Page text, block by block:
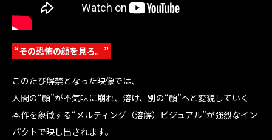
“その恐怖の顔を見ろ。”
このたび解禁となった映像では、
人間の“顔”が不気味に崩れ、溶け、別の“顔”へと変貌していく――
本作を象徴する“メルティング（溶解）ビジュアル”が強烈なイン
パクトで映し出されます。